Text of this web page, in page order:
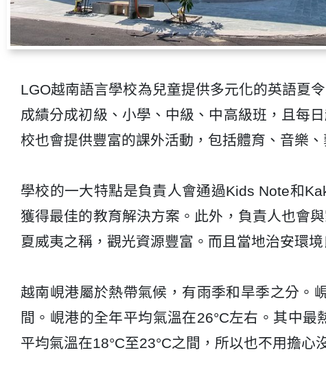
LGO越南語言學校為兒童提供多元化的英語夏
成績分成初級、小學、中級、中高級班，且每
校也會提供豐富的課外活動，包括體育、音樂
學校的一大特點是負責人會通過Kids Note和
獲得最佳的教育解決方案。此外，負責人也會
夏威夷之稱，觀光資源豐富。而且當地治安環
越南峴港屬於熱帶氣候，有雨季和旱季之分。
間。峴港的全年平均氣溫在26°C左右。其中
平均氣溫在18°C至23°C之間，所以也不用擔心